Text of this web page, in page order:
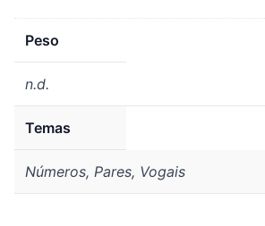
Peso
n.d.
Temas
Números, Pares, Vogais